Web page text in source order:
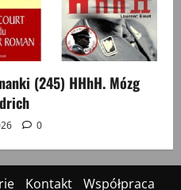
(245) HHhH. Mózg
0
Kontakt Współpraca